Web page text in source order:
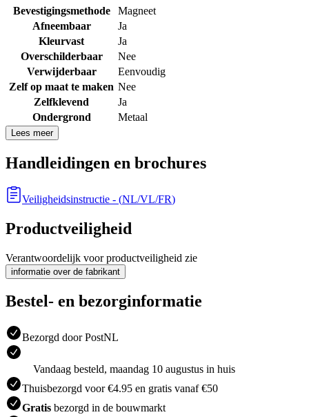
Bevestigingsmethode
Magneet
Afneembaar
Ja
Kleurvast
Ja
Overschilderbaar
Nee
Verwijderbaar
Eenvoudig
Zelf op maat te maken Nee
Zelfklevend
Ja
Ondergrond
Metaal
Lees meer
Handleidingen en brochures
Veiligheidsinstructie - (NL/VL/FR)
Productveiligheid
Verantwoordelijk voor productveiligheid zie
informatie over de fabrikant
Bestel- en bezorginformatie
Bezorgd door PostNL
Vandaag besteld, maandag 10 augustus in huis
Thuisbezorgd voor €4.95 en gratis vanaf €50
Gratis bezorgd in de bouwmarkt